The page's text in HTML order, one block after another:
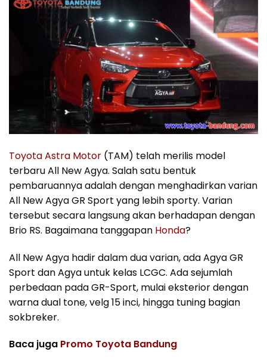
Toyota Astra Motor (TAM) telah merilis model
terbaru All New Agya. Salah satu bentuk
pembaruannya adalah dengan menghadirkan varian
All New Agya GR Sport yang lebih sporty. Varian
tersebut secara langsung akan berhadapan dengan
Brio RS. Bagaimana tanggapan Honda?
All New Agya hadir dalam dua varian, ada Agya GR
Sport dan Agya untuk kelas LCGC. Ada sejumlah
perbedaan pada GR-Sport, mulai eksterior dengan
warna dual tone, velg 15 inci, hingga tuning bagian
sokbreker.
Baca juga Promo Toyota Bandung